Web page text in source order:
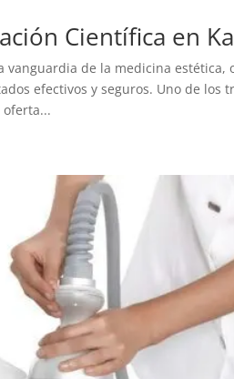
Científica en
vanguardia de la medicina estética,
efectivos y seguros. Uno de los